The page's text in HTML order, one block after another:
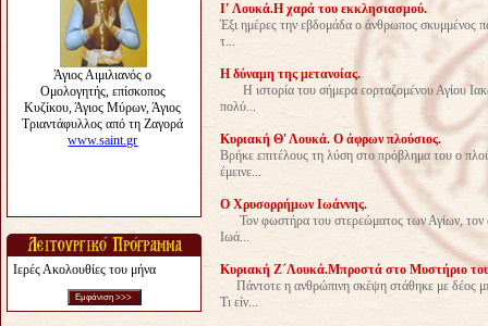
Ιερές Ακολουθίες του μήνα
I' Λουκά.Η χαρά του εκκλησιασμού.
Έξι ημέρες την εβδομάδα ο άνθρωπος σκυμμένος
τ...
Η δύναμη της μετανοίας.
Η ιστορία του σήμερα εορταζομένου Αγίου
πολύ...
Κυριακή Θ' Λουκά. Ο άφρων πλούσιος.
Βρήκε επιτέλους τη λύση στο πρόβλημα του ο
έμεινε...
Ο Χρυσορρήμων Ιωάννης.
Τον φωστήρα του στερεώματος των Αγίων, τον
Ιωά...
Κυριακή Ζ΄Λουκά.Μπροστά στο Μυστήριο
Πάντοτε η ανθρώπινη σκέψη στάθηκε με δέος
Τι είν...